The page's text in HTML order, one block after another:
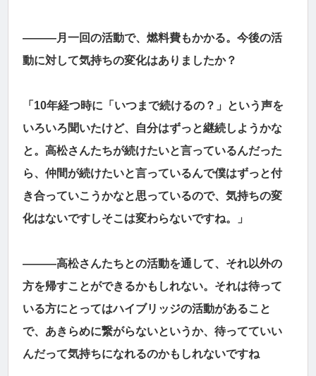
―――月一回の活動で、燃料費もかかる。今後の活
動に対して気持ちの変化はありましたか？
「10年経つ時に「いつまで続けるの？」という声を
いろいろ聞いたけど、自分はずっと継続しようかな
と。高松さんたちが続けたいと言っているんだった
ら、仲間が続けたいと言っているんで僕はずっと付
き合っていこうかなと思っているので、気持ちの変
化はないですしそこは変わらないですね。」
―――高松さんたちとの活動を通して、それ以外の
方を帰すことができるかもしれない。それは待って
いる方にとってはハイブリッジの活動があること
で、あきらめに繋がらないというか、待ってていい
んだって気持ちになれるのかもしれないですね